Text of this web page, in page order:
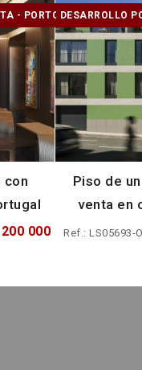
- PORTO
con
000
DESARROLLO
Piso de
venta en
Ref.: LS05693-O